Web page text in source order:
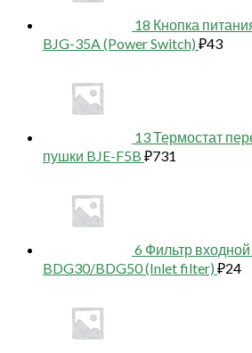
18 Кнопка
BJG-35A (Power Switch) ₽43
13 Термостат
пушки BJE-F5B ₽731
6 Фильтр
BDG30/BDG50 (Inlet filter) ₽24